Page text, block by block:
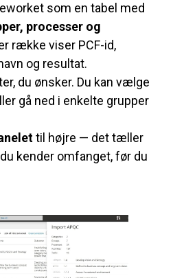
som en tabel med
processer og
række viser PCF-id,
og resultat.
du ønsker. Du kan vælge
gå ned i enkelte grupper
til højre — det tæller
kender omfanget, før du